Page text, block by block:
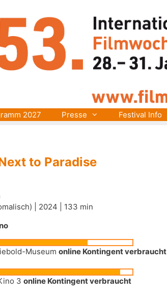
2027 Presse Festival Info
to Paradise
| 2024 | 133 min
Museum online Kontingent verbraucht
3 online Kontingent verbraucht